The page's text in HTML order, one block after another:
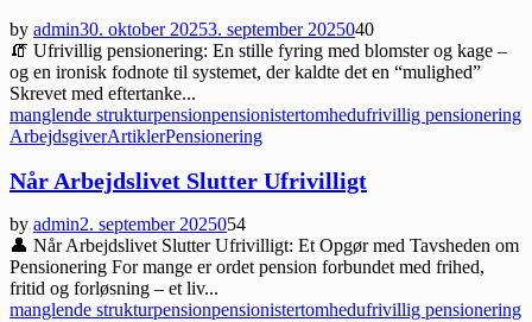
by admin30. oktober 20253. september 2025040
🧯 Ufrivillig pensionering: En stille fyring med blomster og kage –
og en ironisk fodnote til systemet, der kaldte det en “mulighed”
Skrevet med eftertanke...
manglende strukturpensionpensionistertomhedufrivillig pensionering
ArbejdsgiverArtiklerPensionering
Når Arbejdslivet Slutter Ufrivilligt
by admin2. september 2025054
👤 Når Arbejdslivet Slutter Ufrivilligt: Et Opgør med Tavsheden om
Pensionering For mange er ordet pension forbundet med frihed,
fritid og forløsning – et liv...
manglende strukturpensionpensionistertomhedufrivillig pensionering